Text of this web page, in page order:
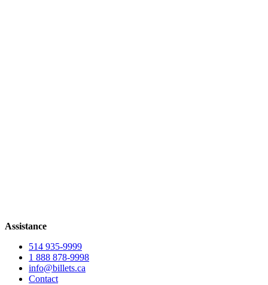
Assistance
514 935-9999
1 888 878-9998
info@billets.ca
Contact